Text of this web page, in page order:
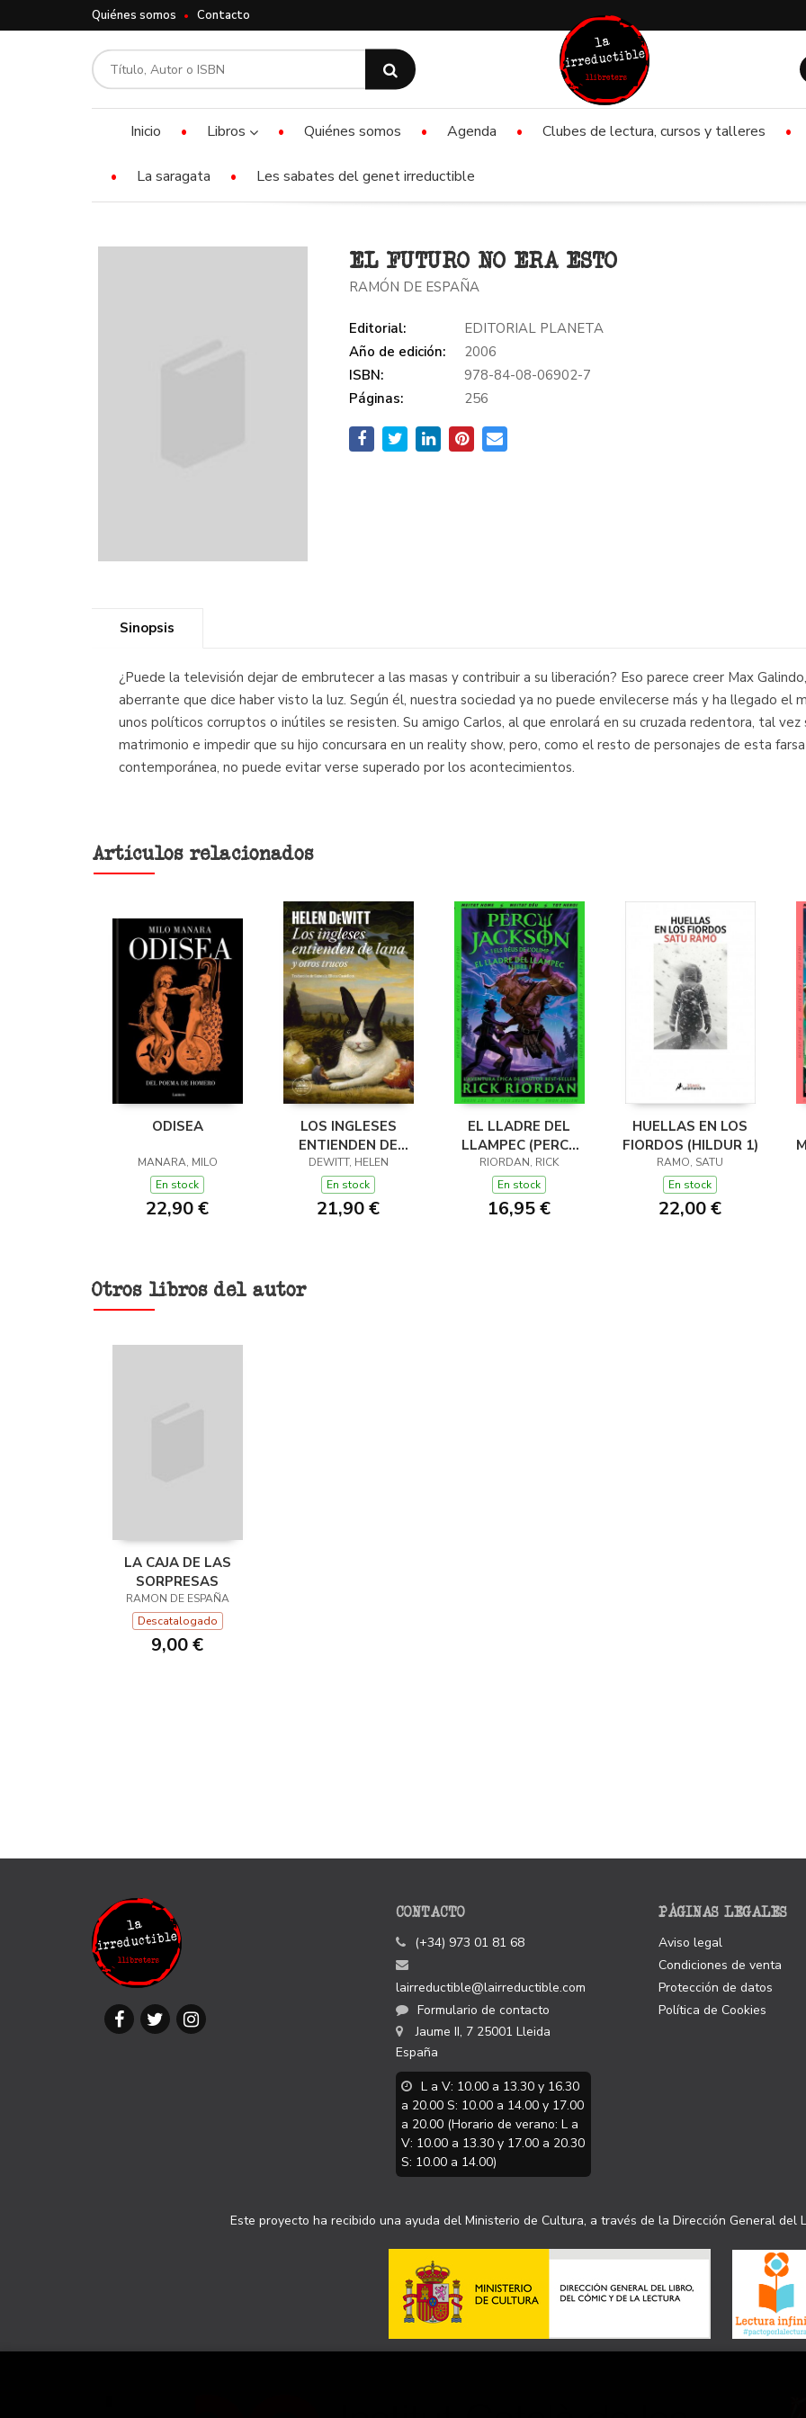
Quiénes somos Contacto
Inicio Libros Quiénes somos Agenda Clubes de lectura, cursos y talleres
La saragata Les sabates del genet irreductible
EL FUTURO NO ERA ESTO
RAMÓN DE ESPAÑA
Editorial:
EDITORIAL PLANETA
Año de edición:
2006
ISBN:
978-84-08-06902-7
Páginas:
256
Sinopsis
¿Puede la televisión dejar de embrutecer a las masas y contribuir a su liberación? Eso parece creer Max
aberrante que dice haber visto la luz. Según él, nuestra sociedad ya no puede envilecerse más y ha llegado
unos políticos corruptos o inútiles se resisten. Su amigo Carlos, al que enrolará en su cruzada redentora, tal vez
matrimonio e impedir que su hijo concursara en un reality show, pero, como el resto de personajes de esta
contemporánea, no puede evitar verse superado por los acontecimientos.
Artículos relacionados
ODISEA
MANARA, MILO
En stock
22,90 €
LOS INGLESES
ENTIENDEN DE
LANA (Y OTROS
TRUCOS)
DEWITT, HELEN
En stock
21,90 €
EL LLADRE DEL
LLAMPEC (PERCY
JACKSON I ELS
DÉUS DE L'OLIMP 1)
RIORDAN, RICK
En stock
16,95 €
HUELLAS EN LOS
FIORDOS (HILDUR 1)
RAMO, SATU
En stock
22,00 €
Otros libros del autor
LA CAJA DE LAS
SORPRESAS
RAMON DE ESPAÑA
Descatalogado
9,00 €
CONTACTO
(+34) 973 01 81 68
lairreductible@lairreductible.com
Formulario de contacto
Jaume II, 7 25001 Lleida
España
L a V: 10.00 a 13.30 y 16.30
a 20.00 S: 10.00 a 14.00 y 17.00
a 20.00 (Horario de verano: L a
V: 10.00 a 13.30 y 17.00 a 20.30
S: 10.00 a 14.00)
PÁGINAS LEGALES
Aviso legal
Condiciones de venta
Protección de datos
Política de Cookies
Este proyecto ha recibido una ayuda del Ministerio de Cultura, a través de la Dirección General del